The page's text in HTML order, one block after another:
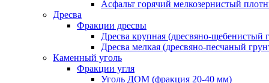
Асфальт горячий мелкозернистый
Дресва
Фракции дресвы
Дресва крупная (дресвяно-щебенистый
Дресва мелкая (дресвяно-песчаный
Каменный уголь
Фракции угля
Уголь ДОМ (фракция 20-40 мм)